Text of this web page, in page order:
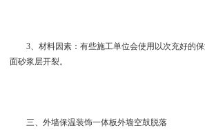
3、材料因素：有些施工单位会使用以次充好的保
面砂浆层开裂。
三、外墙保温装饰一体板外墙空鼓脱落